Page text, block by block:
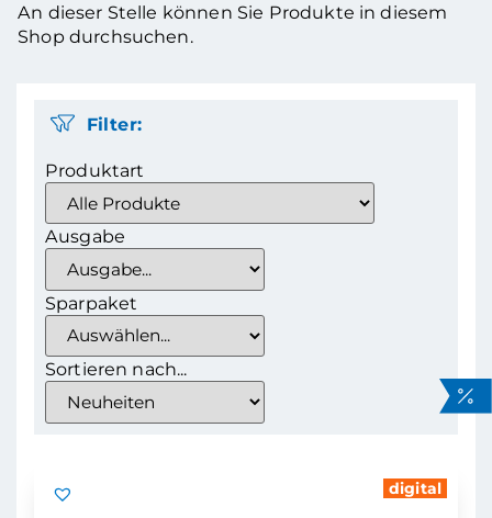
An dieser Stelle können Sie Produkte in diesem
Shop durchsuchen.
Filter:
Produktart
Ausgabe
Sparpaket
Sortieren nach...
digital